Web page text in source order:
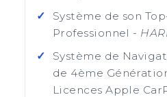
Système de son
Professionnel -
Système de
de 4ème
Licences Apple